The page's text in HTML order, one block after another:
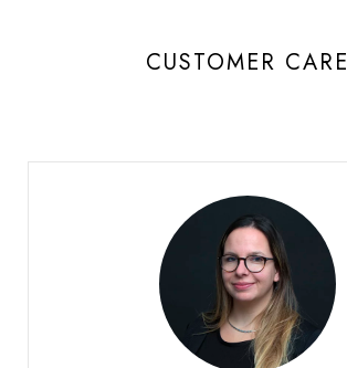
CUSTOMER CARE
Delacombaz Mégane
CUSTOMER CARE GLASSMANIA
Sierre